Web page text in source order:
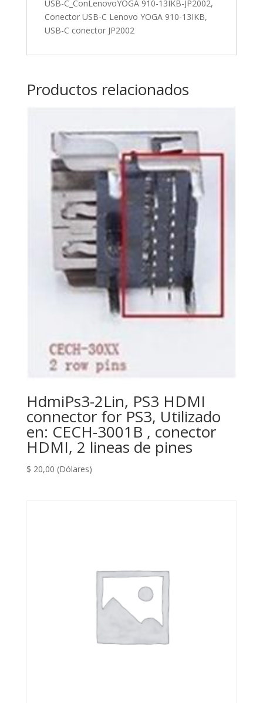
USB-C_ConLenovoYOGA 910-13IKB-JP2002,
Conector USB-C Lenovo YOGA 910-13IKB,
USB-C conector JP2002
Productos relacionados
HdmiPs3-2Lin, PS3 HDMI
connector for PS3, Utilizado
en: CECH-3001B , conector
HDMI, 2 lineas de pines
$ 20,00 (Dólares)